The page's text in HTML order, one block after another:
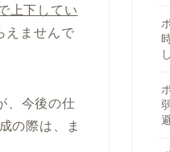
上下してい
えませんで
、今後の仕
の際は、ま